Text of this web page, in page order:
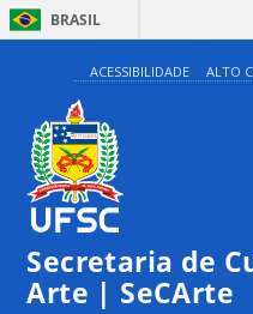
BRASIL
ACESSIBILIDADE ALTO
Secretaria de
Arte | SeCArte